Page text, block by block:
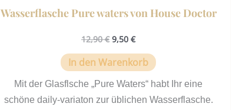
Wasserflasche Pure waters von House Doctor
12,90€ 9,50 €
In den Warenkorb
Mit der Glasflsche „Pure Waters“ habt Ihr eine
schöne daily-variaton zur üblichen Wasserflasche.